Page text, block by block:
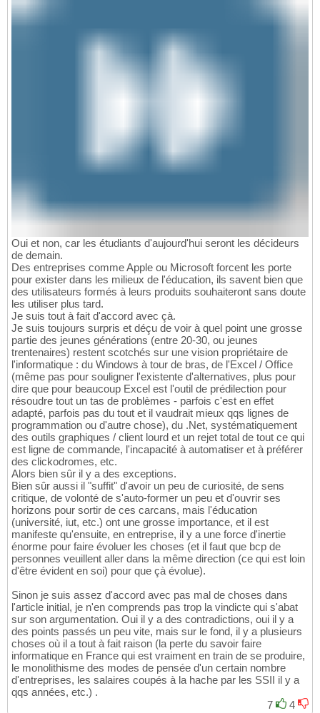
Oui et non, car les étudiants d'aujourd'hui seront les décideurs
de demain.
Des entreprises comme Apple ou Microsoft forcent les porte
pour exister dans les milieux de l'éducation, ils savent bien que
des utilisateurs formés à leurs produits souhaiteront sans doute
les utiliser plus tard.
Je suis tout à fait d'accord avec çà.
Je suis toujours surpris et déçu de voir à quel point une grosse
partie des jeunes générations (entre 20-30, ou jeunes
trentenaires) restent scotchés sur une vision propriétaire de
l'informatique : du Windows à tour de bras, de l'Excel / Office
(même pas pour souligner l'existente d'alternatives, plus pour
dire que pour beaucoup Excel est l'outil de prédilection pour
résoudre tout un tas de problèmes - parfois c'est en effet
adapté, parfois pas du tout et il vaudrait mieux qqs lignes de
programmation ou d'autre chose), du .Net, systématiquement
des outils graphiques / client lourd et un rejet total de tout ce qui
est ligne de commande, l'incapacité à automatiser et à préférer
des clickodromes, etc.
Alors bien sûr il y a des exceptions.
Bien sûr aussi il "suffit" d'avoir un peu de curiosité, de sens
critique, de volonté de s'auto-former un peu et d'ouvrir ses
horizons pour sortir de ces carcans, mais l'éducation
(université, iut, etc.) ont une grosse importance, et il est
manifeste qu'ensuite, en entreprise, il y a une force d'inertie
énorme pour faire évoluer les choses (et il faut que bcp de
personnes veuillent aller dans la même direction (ce qui est loin
d'être évident en soi) pour que çà évolue).
Sinon je suis assez d'accord avec pas mal de choses dans
l'article initial, je n'en comprends pas trop la vindicte qui s'abat
sur son argumentation. Oui il y a des contradictions, oui il y a
des points passés un peu vite, mais sur le fond, il y a plusieurs
choses où il a tout à fait raison (la perte du savoir faire
informatique en France qui est vraiment en train de se produire,
le monolithisme des modes de pensée d'un certain nombre
d'entreprises, les salaires coupés à la hache par les SSII il y a
qqs années, etc.) .
7
4